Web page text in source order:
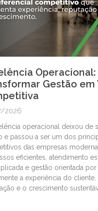
Gestão em
2026
operacional deixou de
e passou a ser um dos
das empresas
eficientes, atendimento
e gestão orientada
a experiência do cliente,
e o crescimento